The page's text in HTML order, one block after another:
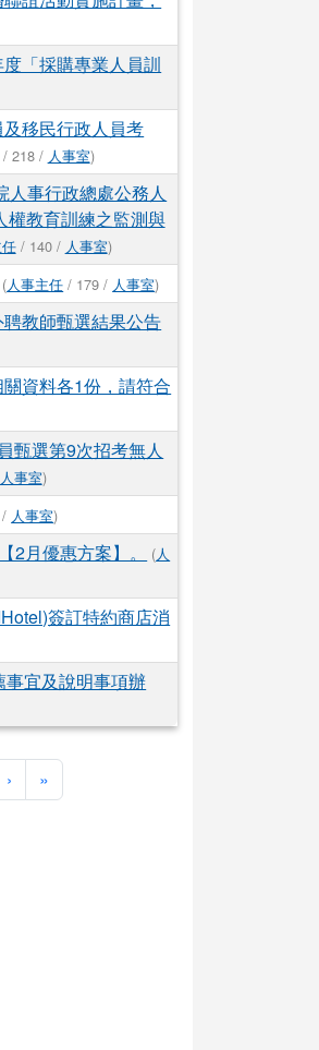
「採購專業人員訓
移民行政人員考
218 / 人事室)
人事行政總處公務人
權教育訓練之監測與
/ 140 / 人事室)
(人事主任 / 179 / 人事室)
教師甄選結果公告
資料各1份，請符合
甄選第9次招考無人
人事室)
人事室)
2月優惠方案】。 (人
簽訂特約商店消
事宜及說明事項辦
› 下一頁
»